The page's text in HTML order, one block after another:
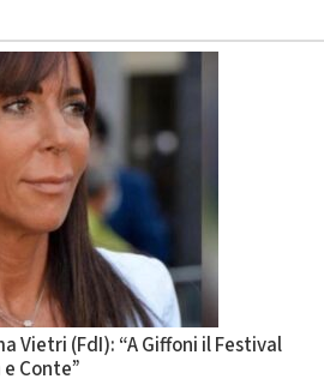
Vietri (FdI): “A Giffoni il Festival
Conte”